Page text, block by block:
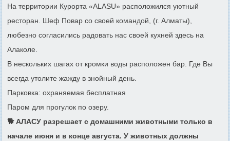
На территории Курорта «ALASU» расположился уютный
ресторан. Шеф Повар со своей командой, (г. Алматы),
любезно согласились радовать нас своей кухней здесь на
Алаколе.
В нескольких шагах от кромки воды расположен бар. Где Вы
всегда утолите жажду в знойный день.
Парковка: охраняемая бесплатная
Паром для прогулок по озеру.
🐕 АЛАСУ разрешает с домашними животными только в
начале июня и в конце августа. У животных должны